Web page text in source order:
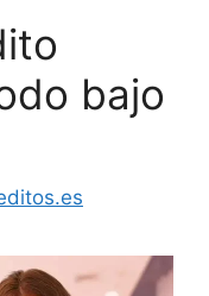
bajo